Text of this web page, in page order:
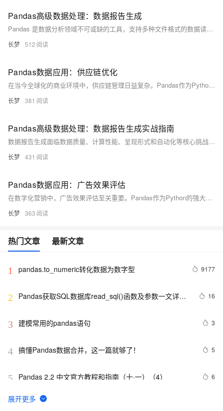
Pandas高级数据处理：数据报告生成
Pandas 是数据分析领域不可或缺的工具，支持多种文件格式的数据读取与写入、数据清洗、筛选与过滤。本文从基础到高级，介绍如何使用 Pandas 进行数据处理，并解决常见问题和报错，如数据类型不一致、时间格式解析错误、内存不足等。最后，通过数据汇总、可视化和报告导出，生成专业的数据报告，帮助你在实际工作中更加高效地处理数据。
长梦 512
Pandas数据应用：供应链优化
在当今全球化的商业环境中，供应链管理日益复杂。Pandas作为Python的强大数据分析库，能有效处理库存、物流和生产计划中的大量数据。本文介绍如何用Pandas优化供应链，涵盖数据导入、清洗、类型转换、分析与可视化，并探讨常见问题及解决方案，帮助读者在供应链项目中更加得心应手。
长梦 381
Pandas高级数据处理：数据报告生成实战指南
数据报告生成面临数据质量、计算性能、呈现形式和自动化等核心挑战。常见问题包括缺失值导致统计失真、内存溢出及可视化困难。解决方案涵盖数据清洗、分块处理、安全绘图模板等。通过模块化设计、异常处理机制和性能优化策略，如使用`category`类型、并行计算等，可大幅提升效率。最佳实践建议建立数据质量检查清单、版本控制和自动化测试框架，确保系统具备自适应能力，提升报告生成效率300%以上。
长梦 431
Pandas数据应用：广告效果评估
在数字化营销中，广告效果评估至关重要。Pandas作为Python的强大数据分析库，在处理广告数据时表现出色。本文介绍如何使用Pandas进行广告效果评估，涵盖数据读取、预览、缺失值处理、数据类型转换及常见报错解决方法，并通过代码案例详细解释。掌握这些技能，可为深入分析广告效果打下坚实基础。
长梦 363
热门文章 最新文章
1 pandas.to_numeric转化数据为数字型 9177
2
Pandas获取SQL数据库read_sql()函数及参数一文详解
16
3 建模常用的pandas语句 3
4 搞懂Pandas数据合并，这一篇就够了！ 5
5 Pandas 2.2 中文官方教程和指南（十·一）（4） 6
6
【Python】已解决：Pandas requires version ‘1.4.0’ or